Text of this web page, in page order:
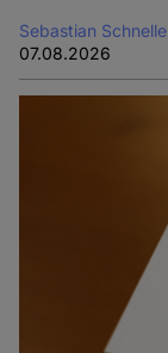
Sebastian Schnelle
07.08.2026